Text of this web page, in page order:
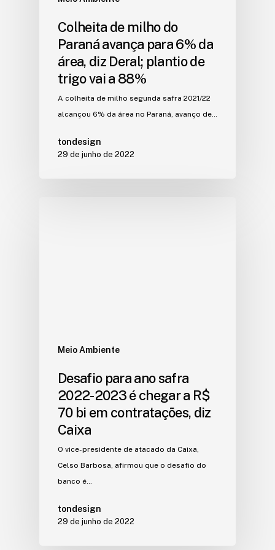
Colheita de milho do
Paraná avança para 6% da
área, diz Deral; plantio de
trigo vai a 88%
A colheita de milho segunda safra 2021/22
alcançou 6% da área no Paraná, avanço de…
tondesign
29 de junho de 2022
Meio Ambiente
Desafio para ano safra
2022-2023 é chegar a R$
70 bi em contratações, diz
Caixa
O vice-presidente de atacado da Caixa,
Celso Barbosa, afirmou que o desafio do
banco é…
tondesign
29 de junho de 2022